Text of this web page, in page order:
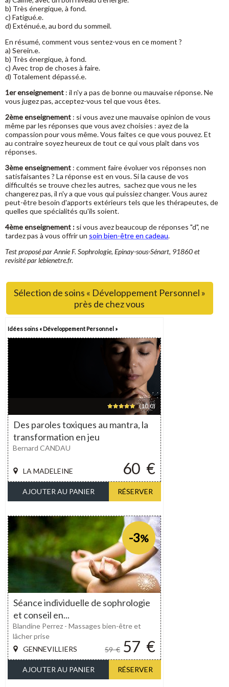
b) Très énergique, à fond.
c) Fatigué.e.
d) Exténué.e, au bord du sommeil.
En résumé, comment vous sentez-vous en ce moment ?
a) Serein.e.
b) Très énergique, à fond.
c) Avec trop de choses à faire.
d) Totalement dépassé.e.
1er enseignement : il n'y a pas de bonne ou mauvaise réponse. Ne
vous jugez pas, acceptez-vous tel que vous êtes.
2ème enseignement : si vous avez une mauvaise opinion de vous
même par les réponses que vous avez choisies : ayez de la
compassion pour vous même. Vous faites ce que vous pouvez. Et
au contraire soyez heureux de tout ce qui vous plaît dans vos
réponses.
3ème enseignement : comment faire évoluer vos réponses non
satisfaisantes ? La réponse est en vous. Si la cause de vos
difficultés se trouve chez les autres, sachez que vous ne les
changerez pas, il n'y a que vous qui puissiez changer. Vous aurez
peut-être besoin d'apports extérieurs tels que les thérapeutes, de
quelles que spécialités qu'ils soient.
4ème enseignement : si vous avez beaucoup de réponses "d", ne
tardez pas à vous offrir un soin bien-être en cadeau.
Test proposé par Annie F. Sophrologie, Epinay-sous-Sénart, 91860 et
revisité par lebienetre.fr.
Sélection de soins « Développement Personnel »
près de chez vous
Idées soins « Développement Personnel »
(10,0)
Des paroles toxiques au mantra, la
transformation en jeu
60 €
LA MADELEINE
Bernard CANDAU
AJOUTER AU PANIER RÉSERVER
-3%
Séance individuelle de sophrologie
et conseil en...
59€ 57 €
GENNEVILLIERS
Blandine Perrez - Massages bien-être et
lâcher prise
AJOUTER AU PANIER RÉSERVER